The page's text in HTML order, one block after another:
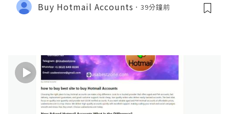
Buy Hotmail Accounts 39分鐘前